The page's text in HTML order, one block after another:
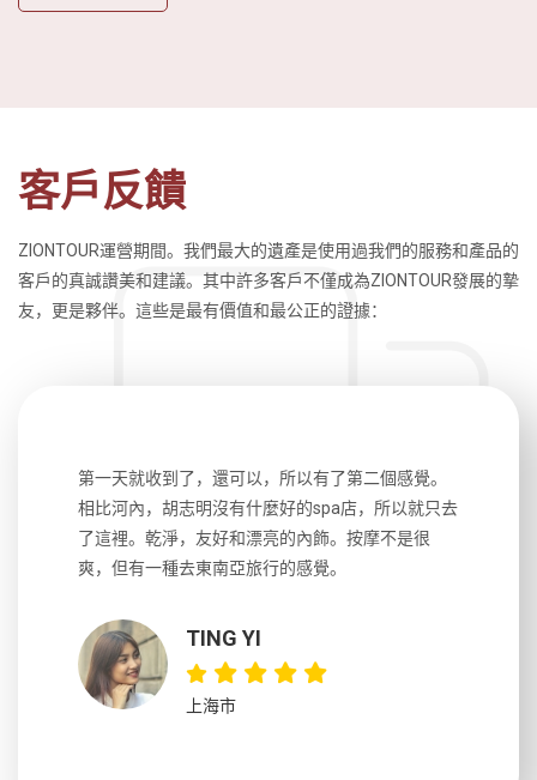
客戶反饋
ZIONTOUR運營期間。我們最大的遺產是使用過我們的服務和產品的
客戶的真誠讚美和建議。其中許多客戶不僅成為ZIONTOUR發展的摯
友，更是夥伴。這些是最有價值和最公正的證據：
第一天就收到了，還可以，所以有了第二個感覺。
相比河內，胡志明沒有什麼好的spa店，所以就只去
了這裡。乾淨，友好和漂亮的內飾。按摩不是很
爽，但有一種去東南亞旅行的感覺。
TING YI
上海市